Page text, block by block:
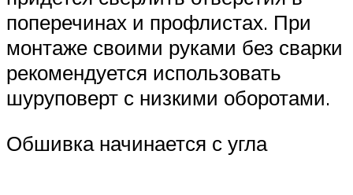
поперечинах и профлистах. При
монтаже своими руками без сварки
рекомендуется использовать
шуруповерт с низкими оборотами.
Обшивка начинается с угла